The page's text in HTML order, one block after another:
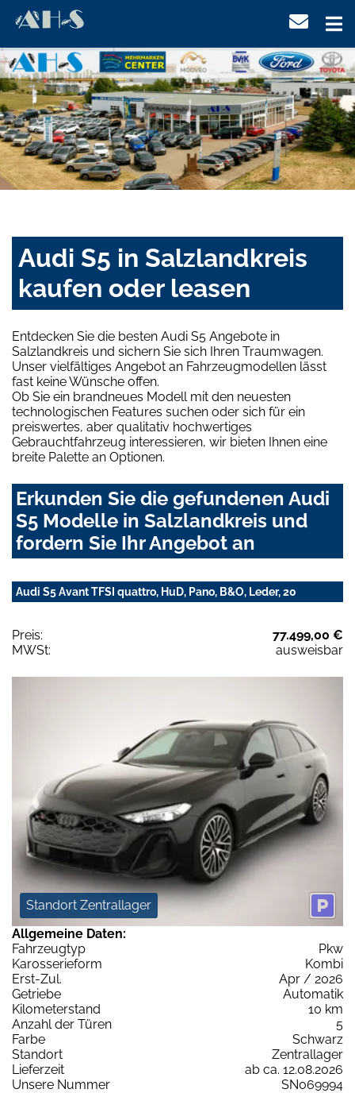
Audi S5 in Salzlandkreis
kaufen oder leasen
Entdecken Sie die besten Audi S5 Angebote in
Salzlandkreis und sichern Sie sich Ihren Traumwagen.
Unser vielfältiges Angebot an Fahrzeugmodellen lässt
fast keine Wünsche offen.
Ob Sie ein brandneues Modell mit den neuesten
technologischen Features suchen oder sich für ein
preiswertes, aber qualitativ hochwertiges
Gebrauchtfahrzeug interessieren, wir bieten Ihnen eine
breite Palette an Optionen.
Erkunden Sie die gefundenen Audi
S5 Modelle in Salzlandkreis und
fordern Sie Ihr Angebot an
Audi S5 Avant TFSI quattro, HuD, Pano, B&O, Leder, 20
Preis:
77.499,00 €
MWSt:
ausweisbar
Standort Zentrallager
Allgemeine Daten:
Fahrzeugtyp
Pkw
Karosserieform
Kombi
Erst-Zul.
Apr / 2026
Getriebe
Automatik
Kilometerstand
10 km
Anzahl der Türen
5
Farbe
Schwarz
Standort
Zentrallager
Lieferzeit
ab ca. 12.08.2026
Unsere Nummer
SN069994